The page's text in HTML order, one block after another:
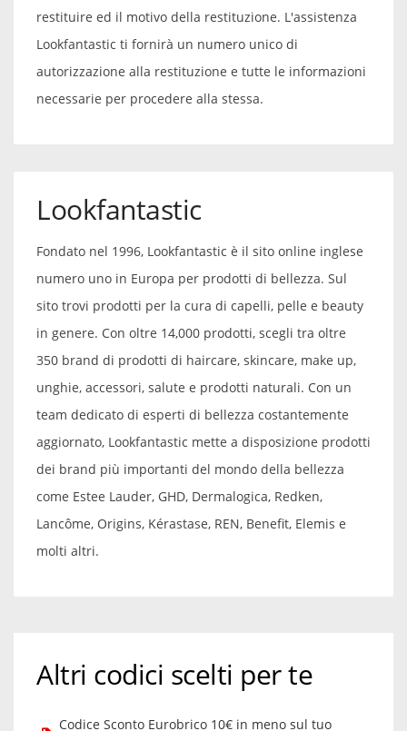
restituire ed il motivo della restituzione. L'assistenza
Lookfantastic ti fornirà un numero unico di
autorizzazione alla restituzione e tutte le informazioni
necessarie per procedere alla stessa.
Lookfantastic
Fondato nel 1996, Lookfantastic è il sito online inglese
numero uno in Europa per prodotti di bellezza. Sul
sito trovi prodotti per la cura di capelli, pelle e beauty
in genere. Con oltre 14,000 prodotti, scegli tra oltre
350 brand di prodotti di haircare, skincare, make up,
unghie, accessori, salute e prodotti naturali. Con un
team dedicato di esperti di bellezza costantemente
aggiornato, Lookfantastic mette a disposizione prodotti
dei brand più importanti del mondo della bellezza
come Estee Lauder, GHD, Dermalogica, Redken,
Lancôme, Origins, Kérastase, REN, Benefit, Elemis e
molti altri.
Altri codici scelti per te
Codice Sconto Eurobrico 10€ in meno sul tuo